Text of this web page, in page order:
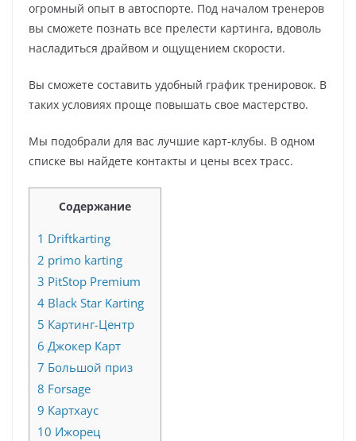
огромный опыт в автоспорте. Под началом тренеров
вы сможете познать все прелести картинга, вдоволь
насладиться драйвом и ощущением скорости.
Вы сможете составить удобный график тренировок. В
таких условиях проще повышать свое мастерство.
Мы подобрали для вас лучшие карт-клубы. В одном
списке вы найдете контакты и цены всех трасс.
Содержание
1 Driftkarting
2 primo karting
3 PitStop Premium
4 Black Star Karting
5 Картинг-Центр
6 Джокер Карт
7 Большой приз
8 Forsage
9 Картхаус
10 Ижорец